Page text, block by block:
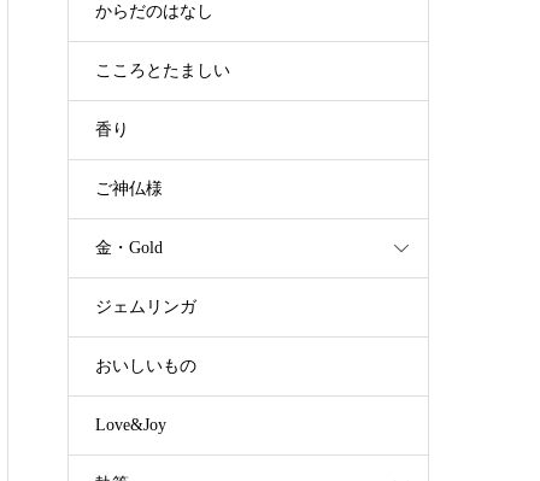
からだのはなし
こころとたましい
香り
ご神仏様
金・Gold
ジェムリンガ
おいしいもの
Love&Joy